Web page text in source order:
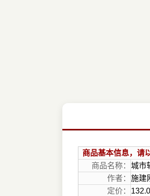
商品基本信息，请
商品名称： 城市
作者： 施建
定价：
132.0